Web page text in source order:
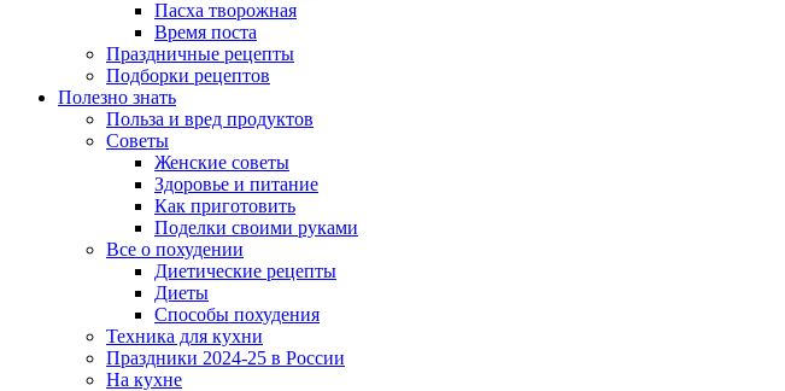
Пасха творожная
Время поста
Праздничные рецепты
Подборки рецептов
Полезно знать
Польза и вред продуктов
Советы
Женские советы
Здоровье и питание
Как приготовить
Поделки своими руками
Все о похудении
Диетические рецепты
Диеты
Способы похудения
Техника для кухни
Праздники 2024-25 в России
На кухне